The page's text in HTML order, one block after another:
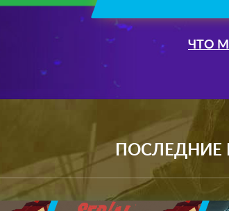
ЧТО